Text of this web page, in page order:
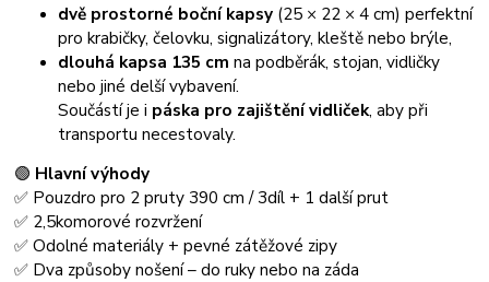
dvě prostorné boční kapsy (25 × 22 × 4 cm) perfektní
pro krabičky, čelovku, signalizátory, kleště nebo brýle,
dlouhá kapsa 135 cm na podběrák, stojan, vidličky
nebo jiné delší vybavení.
Součástí je i páska pro zajištění vidliček, aby při
transportu necestovaly.
🟢 Hlavní výhody
✅ Pouzdro pro 2 pruty 390 cm / 3díl + 1 další prut
✅ 2,5komorové rozvržení
✅ Odolné materiály + pevné zátěžové zipy
✅ Dva způsoby nošení – do ruky nebo na záda